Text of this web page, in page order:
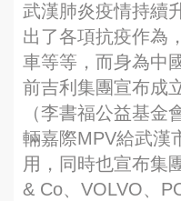
武漢肺炎疫情持續
出了各項抗疫作為
車等等，而身為中
前吉利集團宣布成
（李書福公益基金
輛嘉際MPV給武漢
用，同時也宣布集
& Co、VOLVO、